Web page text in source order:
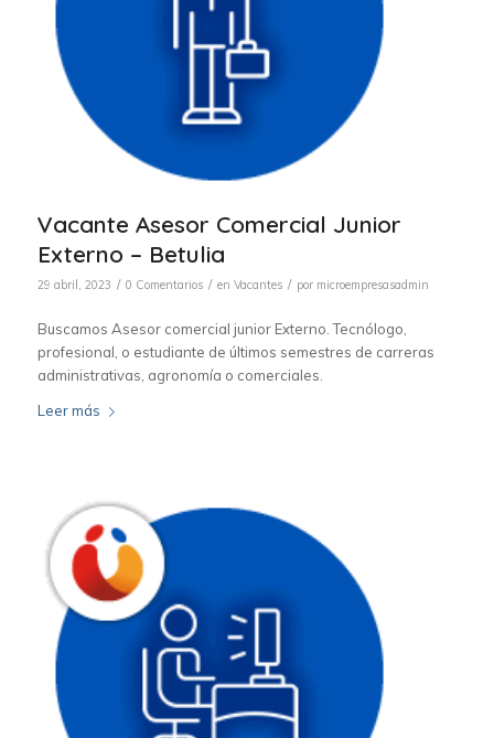
Vacante Asesor Comercial Junior
Externo – Betulia
29 abril, 2023 / 0 Comentarios / en Vacantes / por microempresasadmin
Buscamos Asesor comercial junior Externo. Tecnólogo,
profesional, o estudiante de últimos semestres de carreras
administrativas, agronomía o comerciales.
Leer más